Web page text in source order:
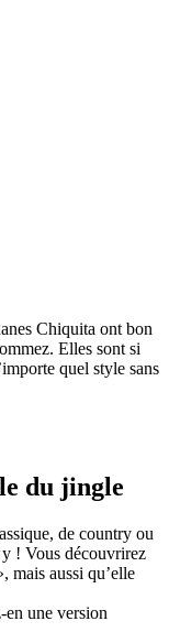
Chiquita ont bon
Elles sont si
quel style sans
du jingle
de country ou
y ! Vous découvrirez
mais aussi qu’elle
en une version